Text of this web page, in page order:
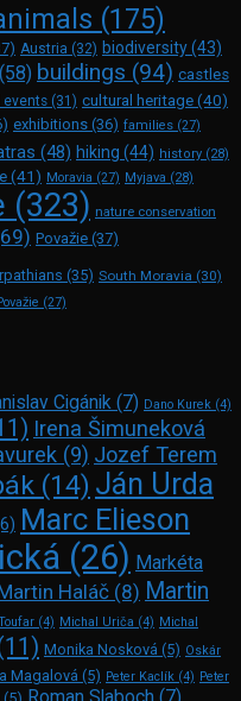
(175)
Austria (32) biodiversity(43)
(58) buildings (94) castles
events (31) cultural heritage (40)
exhibitions (36) families (27)
(48) hiking (44) history (28)
(41) Moravia (27) Myjava (28)
(323) nature conservation
Považie (37)
(35) South Moravia (30)
(27)
Cigánik (7) Dano Kurek (4)
Irena Šimuneková
(9) Jozef Terem
(14) Ján Urda
Marc Elie­son
(26) Markéta
Haláč (8) Martin
(4) Michal Uriča (4) Michal
Monika Nosková (5) Oskár
Magalová (5) Peter Kaclík (4) Peter